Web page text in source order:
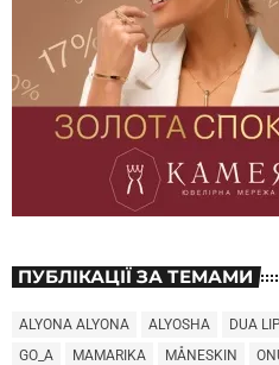
ПУБЛІКАЦІЇ ЗА ТЕМАМИ
ALYONA ALYONA ALYOSHA DUA
GO_A
MAMARIKA MÅNESKIN